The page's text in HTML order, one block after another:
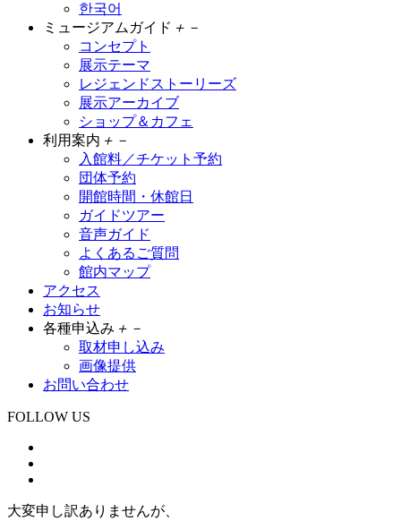
한국어
ミュージアムガイド ＋ －
コンセプト
展示テーマ
レジェンドストーリーズ
展示アーカイブ
ショップ＆カフェ
利用案内 ＋ －
入館料／チケット予約
団体予約
開館時間・休館日
ガイドツアー
音声ガイド
よくあるご質問
館内マップ
アクセス
お知らせ
各種申込み ＋ －
取材申し込み
画像提供
お問い合わせ
FOLLOW US
大変申し訳ありませんが、